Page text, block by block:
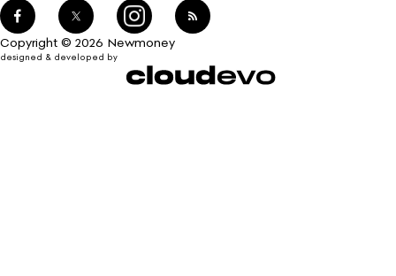
Copyright © 2026 Newmoney
designed & developed by